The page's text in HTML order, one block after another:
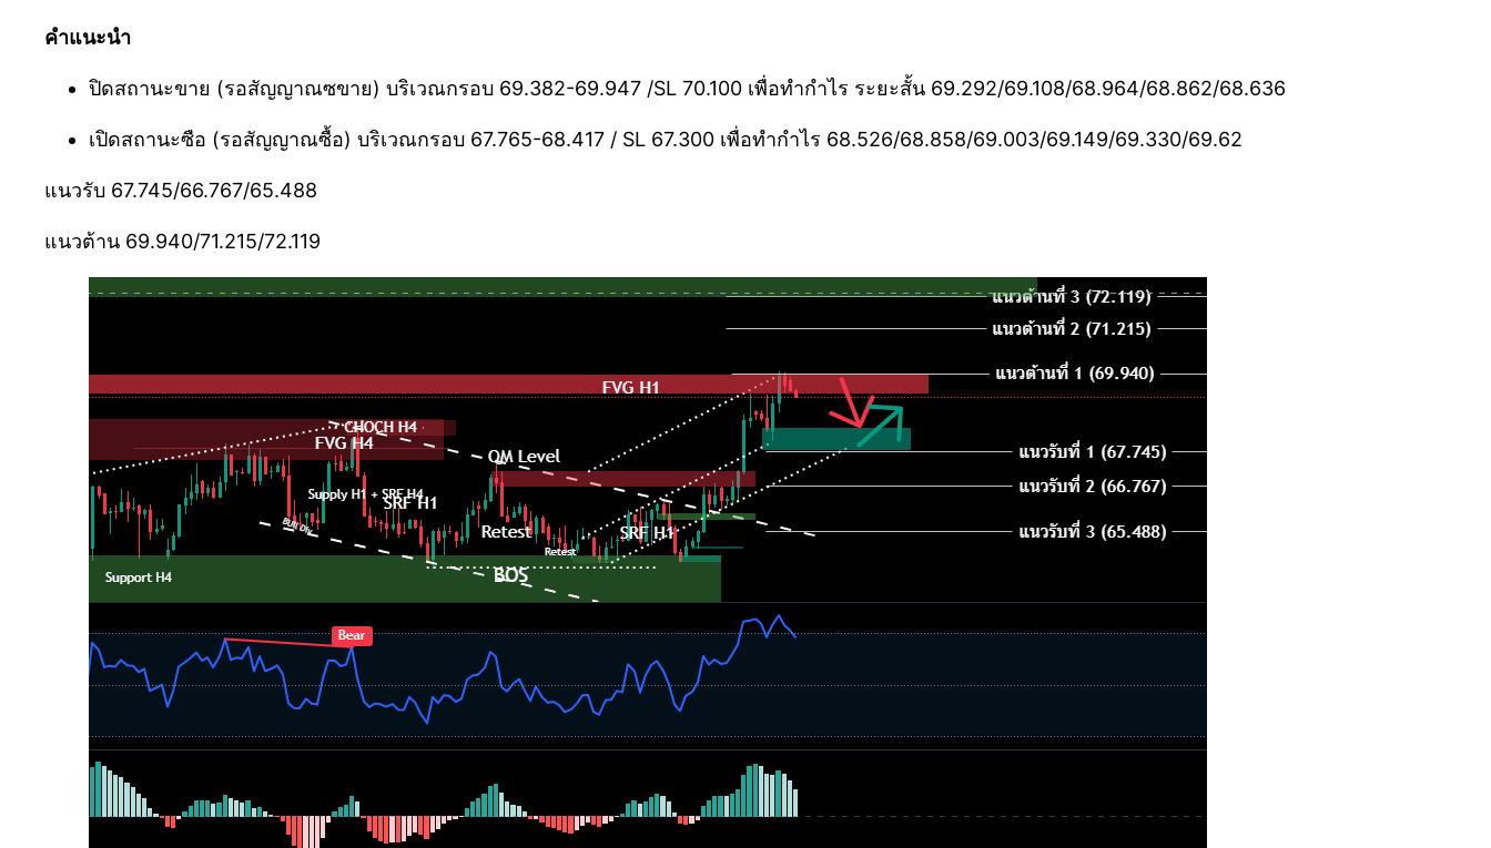
คำแนะนำ
ปิดสถานะขาย (รอสัญญาณซขาย) บริเวณกรอบ 69.382-69.947 /SL 70.100 เพื่อทำกำไร ระยะสั้น 69.292/69.108/68.964/68.862/68.636
เปิดสถานะซือ (รอสัญญาณซื้อ) บริเวณกรอบ 67.765-68.417 / SL 67.300 เพื่อทำกำไร 68.526/68.858/69.003/69.149/69.330/69.62
แนวรับ 67.745/66.767/65.488
แนวต้าน 69.940/71.215/72.119